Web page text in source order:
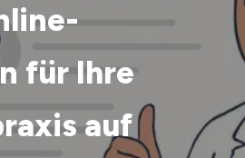
für Ihre
auf